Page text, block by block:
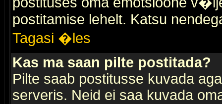
postitamise lehelt. Katsu
Tagasi �les
Kas ma saan pilte postitada?
Pilte saab postitusse kuvada
serveris. Neid ei saa kuvada